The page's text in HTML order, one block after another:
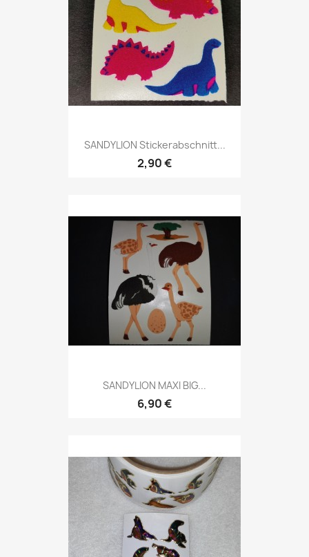
SANDYLION Stickerabschnitt...
2,90 €
SANDYLION MAXI BIG...
6,90 €